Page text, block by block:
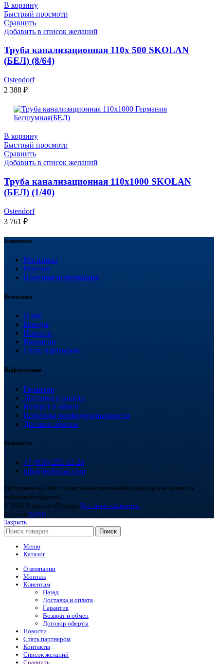
В корзину
Быстрый просмотр
Сравнить
Добавить в список желаний
Труба канализационная 110х 500 SKOLAN
(БЕЛ) (8/64)
Ostendorf
2 388 ₽
В корзину
Быстрый просмотр
Сравнить
Добавить в список желаний
Труба канализационная 110х1000 SKOLAN
(БЕЛ) (1/40)
Ostendorf
3 761 ₽
Клиентам
Магазины
Монтаж
Полезная информация
Компания
О нас
Бренды
Новости
Вакансии
Стать партнером
Информация
Гарантия
Доставка и оплата
Возврат и обмен
Политика конфиденциальности
Договор оферты
Контакты
+7 (918) 252-12-26
info@teploplas.com
Материалы на сайте имеют ознакомительный характер и не являются
публичной офертой.
© 2026 Теплоплас (Россия). Все права защищены.
Создано BOND
Закрыть
Поиск
Меню
Каталог
О компании
Монтаж
Клиентам
Назад
Доставка и оплата
Гарантия
Возврат и обмен
Договор оферты
Новости
Стать партнером
Контакты
Список желаний
Сравнить